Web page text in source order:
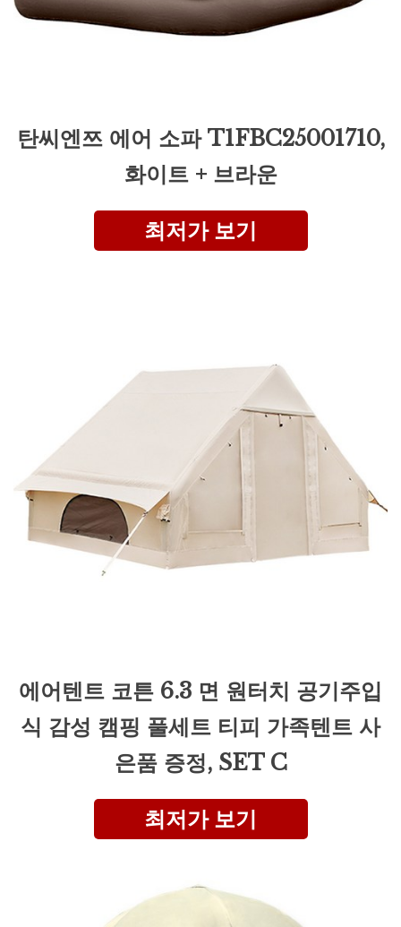
탄씨엔쯔 에어 소파 T1FBC25001710,
화이트 + 브라운
최저가 보기
에어텐트 코튼 6.3 면 원터치 공기주입
식 감성 캠핑 풀세트 티피 가족텐트 사
은품 증정, SET C
최저가 보기